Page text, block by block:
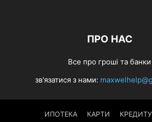
ПРО НАС
Все про гроші та банки
зв'язатися з нами:
ИПОТЕКА КАРТИ